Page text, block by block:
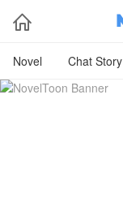

Novel Chat Story